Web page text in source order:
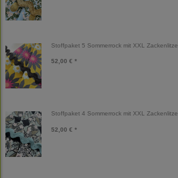
Stoffpaket 5 Sommerrock mit XXL Zackenlitze
52,00 € *
Stoffpaket 4 Sommerrock mit XXL Zackenlitze
52,00 € *